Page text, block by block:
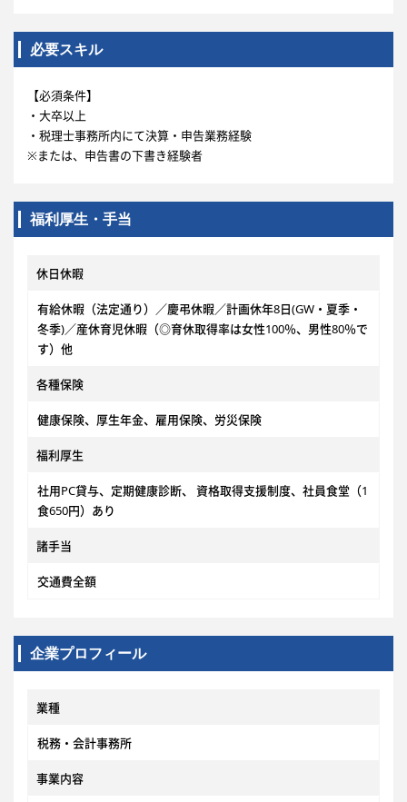
必要スキル
【必須条件】
・大卒以上
・税理士事務所内にて決算・申告業務経験
※または、申告書の下書き経験者
福利厚生・手当
休日休暇
有給休暇（法定通り）／慶弔休暇／計画休年8日(GW・夏季・
冬季)／産休育児休暇（◎育休取得率は女性100％、男性80％で
す）他
各種保険
健康保険、厚生年金、雇用保険、労災保険
福利厚生
社用PC貸与、定期健康診断、 資格取得支援制度、社員食堂（1
食650円）あり
諸手当
交通費全額
企業プロフィール
業種
税務・会計事務所
事業内容